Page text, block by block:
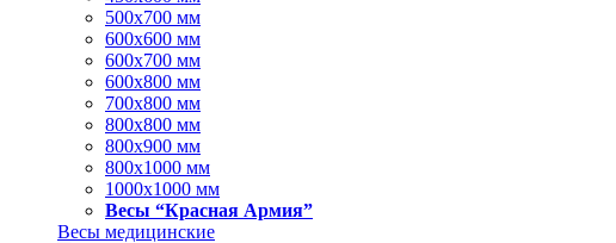
500х700 мм
600х600 мм
600х700 мм
600х800 мм
700х800 мм
800х800 мм
800х900 мм
800х1000 мм
1000х1000 мм
Весы “Красная Армия”
Весы медицинские